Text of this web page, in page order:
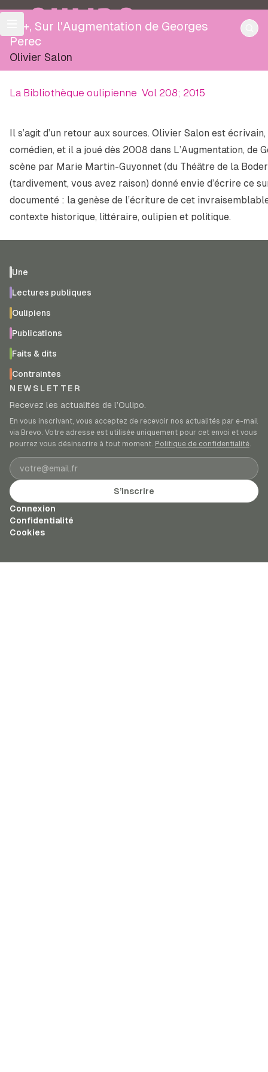
OULIPO
+++, Sur l'Augmentation de Georges
Perec
Olivier Salon
La Bibliothèque oulipienne Vol 208; 2015
Il s’agit d’un retour aux sources. Olivier Salon est
comédien, et il a joué dès 2008 dans L’Augmentation, de
scène par Marie Martin-Guyonnet (du Théâtre de la
(tardivement, vous avez raison) donné envie d’écrire ce
documenté : la genèse de l’écriture de cet
contexte historique, littéraire, oulipien et politique.
Une
Lectures publiques
Oulipiens
Publications
Faits & dits
Contraintes
NEWSLETTER
Recevez les actualités de l’Oulipo.
En vous inscrivant, vous acceptez de recevoir nos actualités par e-mail
via Brevo. Votre adresse est utilisée uniquement pour cet envoi et vous
pourrez vous désinscrire à tout moment. Politique de confidentialité.
Adresse e-mail
S’inscrire
Connexion
Confidentialité
Cookies